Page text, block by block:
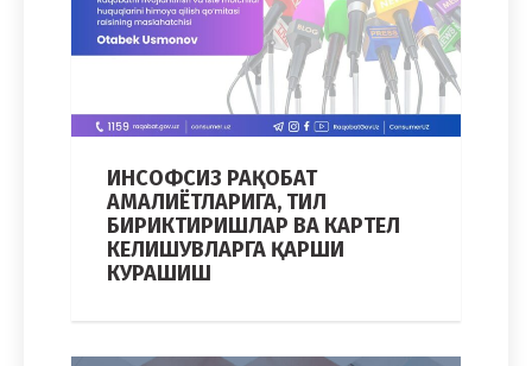
ИНСОФСИЗ РАҚОБАТ
АМАЛИЁТЛАРИГА, ТИЛ
БИРИКТИРИШЛАР ВА КАРТЕЛ
КЕЛИШУВЛАРГА ҚАРШИ
КУРАШИШ